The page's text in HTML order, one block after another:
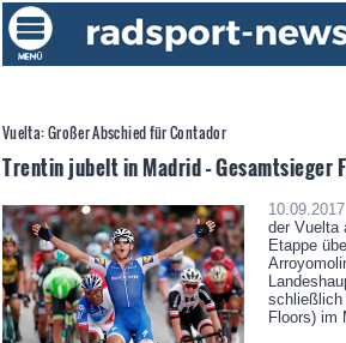
Vuelta: Großer Abschied für Contador
Trentin jubelt in Madrid – Gesamtsieger
der Vuelta
Etappe
schließlich
Floors) im